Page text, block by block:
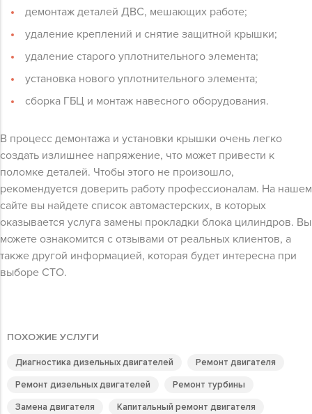
демонтаж деталей ДВС, мешающих работе;
удаление креплений и снятие защитной крышки;
удаление старого уплотнительного элемента;
установка нового уплотнительного элемента;
сборка ГБЦ и монтаж навесного оборудования.
В процесс демонтажа и установки крышки очень легко
создать излишнее напряжение, что может привести к
поломке деталей. Чтобы этого не произошло,
рекомендуется доверить работу профессионалам. На нашем
сайте вы найдете список автомастерских, в которых
оказывается услуга замены прокладки блока цилиндров. Вы
можете ознакомится с отзывами от реальных клиентов, а
также другой информацией, которая будет интересна при
выборе СТО.
ПОХОЖИЕ УСЛУГИ
Диагностика дизельных двигателей
Ремонт двигателя
Ремонт дизельных двигателей
Ремонт турбины
Замена двигателя
Капитальный ремонт двигателя